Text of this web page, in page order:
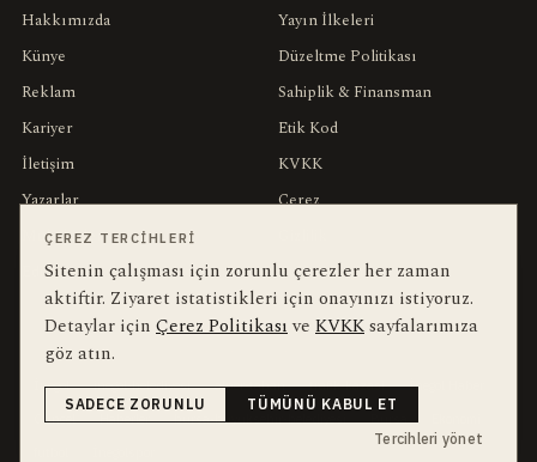
Hakkımızda
Künye
Reklam
Kariyer
İletişim
Yazarlar
Muhabirler
Editörler
Yayın İlkeleri
Düzeltme Politikası
Sahiplik & Finansman
Etik Kod
KVKK
Çerez
Kullanım Şartları
YEREL ARANANLAR
İnegöl inegol-belediyesi alper-taban trafik-kazasi
İnegöl Haber
Güncel
Haberler bursa-buyuksehir-belediyesi
ÇEREZ TERCIHLERI
Sitenin çalışması için zorunlu çerezler her zaman
aktiftir. Ziyaret istatistikleri için onayınızı istiyoruz.
Detaylar için Çerez Politikasıve KVKKsayfalarımıza
göz atın.
SADECE ZORUNLU
TÜMÜNÜ KABUL ET
Tercihleri yönet